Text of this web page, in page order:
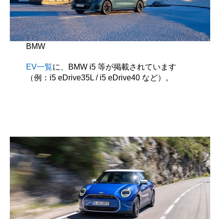
BMW
EV一覧に、BMW i5 等が掲載されています
（例：i5 eDrive35L / i5 eDrive40 など）。